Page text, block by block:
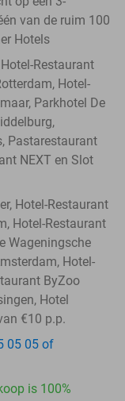
van de ruim 100
Hotels
Restaurant
Hotel-
Parkhotel De
Pastarestaurant
NEXT en Slot
Hotel-Restaurant
Hotel-Restaurant
Wageningsche
Hotel-
ByZoo
Hotel
€10 p.p.
05 05 of
is 100%